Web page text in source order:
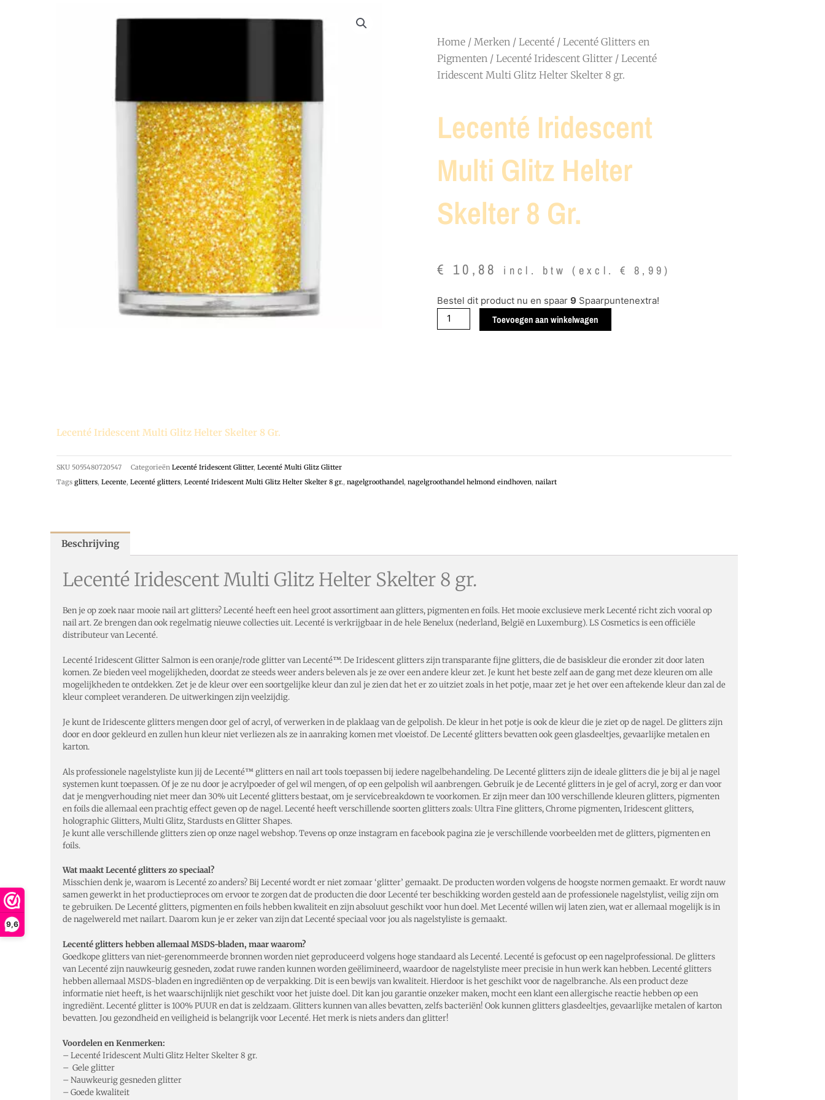
9,6
Home / Merken / Lecenté / Lecenté Glitters en
Pigmenten / Lecenté Iridescent Glitter / Lecenté
Iridescent Multi Glitz Helter Skelter 8 gr.
Lecenté Iridescent
Multi Glitz Helter
Skelter 8 Gr.
€ 10,88 incl. btw (excl.€ 8,99)
Bestel dit product nu en spaar 9 Spaarpuntenextra!
Lecenté
Iridescent
Multi
Toevoegen aan winkelwagen
Lecenté Iridescent Multi Glitz Helter Skelter 8 Gr.
SKU 5055480720547 Categorieën Lecenté Iridescent Glitter, Lecenté Multi Glitz Glitter
Tags glitters, Lecente, Lecenté glitters, Lecenté Iridescent Multi Glitz Helter Skelter 8 gr., nagelgroothandel, nagelgroothandel helmond eindhoven, nailart
Beschrijving
Lecenté Iridescent Multi Glitz Helter Skelter 8 gr.
Ben je op zoek naar mooie nail art glitters? Lecenté heeft een heel groot assortiment aan glitters, pigmenten en foils. Het mooie exclusieve merk Lecenté richt zich vooral op
nail art. Ze brengen dan ook regelmatig nieuwe collecties uit. Lecenté is verkrijgbaar in de hele Benelux (nederland, België en Luxemburg). LS Cosmetics is een officiële
distributeur van Lecenté.
Lecenté Iridescent Glitter Salmon is een oranje/rode glitter van Lecenté™. De Iridescent glitters zijn transparante fijne glitters, die de basiskleur die eronder zit door laten
komen. Ze bieden veel mogelijkheden, doordat ze steeds weer anders beleven als je ze over een andere kleur zet. Je kunt het beste zelf aan de gang met deze kleuren om alle
mogelijkheden te ontdekken. Zet je de kleur over een soortgelijke kleur dan zul je zien dat het er zo uitziet zoals in het potje, maar zet je het over een aftekende kleur dan zal de
kleur compleet veranderen. De uitwerkingen zijn veelzijdig.
Je kunt de Iridescente glitters mengen door gel of acryl, of verwerken in de plaklaag van de gelpolish. De kleur in het potje is ook de kleur die je ziet op de nagel. De glitters zijn
door en door gekleurd en zullen hun kleur niet verliezen als ze in aanraking komen met vloeistof. De Lecenté glitters bevatten ook geen glasdeeltjes, gevaarlijke metalen en
karton.
Als professionele nagelstyliste kun jij de Lecenté™ glitters en nail art tools toepassen bij iedere nagelbehandeling. De Lecenté glitters zijn de ideale glitters die je bij al je nagel
systemen kunt toepassen. Of je ze nu door je acrylpoeder of gel wil mengen, of op een gelpolish wil aanbrengen. Gebruik je de Lecenté glitters in je gel of acryl, zorg er dan voor
dat je mengverhouding niet meer dan 30% uit Lecenté glitters bestaat, om je servicebreakdown te voorkomen. Er zijn meer dan 100 verschillende kleuren glitters, pigmenten
en foils die allemaal een prachtig effect geven op de nagel. Lecenté heeft verschillende soorten glitters zoals: Ultra Fine glitters, Chrome pigmenten, Iridescent glitters,
holographic Glitters, Multi Glitz, Stardusts en Glitter Shapes.
Je kunt alle verschillende glitters zien op onze nagel webshop. Tevens op onze instagram en facebook pagina zie je verschillende voorbeelden met de glitters, pigmenten en
foils.
Wat maakt Lecenté glitters zo speciaal?
Misschien denk je, waarom is Lecenté zo anders? Bij Lecenté wordt er niet zomaar ‘glitter’ gemaakt. De producten worden volgens de hoogste normen gemaakt. Er wordt nauw
samen gewerkt in het productieproces om ervoor te zorgen dat de producten die door Lecenté ter beschikking worden gesteld aan de professionele nagelstylist, veilig zijn om
te gebruiken. De Lecenté glitters, pigmenten en foils hebben kwaliteit en zijn absoluut geschikt voor hun doel. Met Lecenté willen wij laten zien, wat er allemaal mogelijk is in
de nagelwereld met nailart. Daarom kun je er zeker van zijn dat Lecenté speciaal voor jou als nagelstyliste is gemaakt.
Lecenté glitters hebben allemaal MSDS-bladen, maar waarom?
Goedkope glitters van niet-gerenommeerde bronnen worden niet geproduceerd volgens hoge standaard als Lecenté. Lecenté is gefocust op een nagelprofessional. De glitters
van Lecenté zijn nauwkeurig gesneden, zodat ruwe randen kunnen worden geëlimineerd, waardoor de nagelstyliste meer precisie in hun werk kan hebben. Lecenté glitters
hebben allemaal MSDS-bladen en ingrediënten op de verpakking. Dit is een bewijs van kwaliteit. Hierdoor is het geschikt voor de nagelbranche. Als een product deze
informatie niet heeft, is het waarschijnlijk niet geschikt voor het juiste doel. Dit kan jou garantie onzeker maken, mocht een klant een allergische reactie hebben op een
ingrediënt. Lecenté glitter is 100% PUUR en dat is zeldzaam. Glitters kunnen van alles bevatten, zelfs bacteriën! Ook kunnen glitters glasdeeltjes, gevaarlijke metalen of karton
bevatten. Jou gezondheid en veiligheid is belangrijk voor Lecenté. Het merk is niets anders dan glitter!
Voordelen en Kenmerken:
– Lecenté Iridescent Multi Glitz Helter Skelter 8 gr.
– Gele glitter
– Nauwkeurig gesneden glitter
– Goede kwaliteit